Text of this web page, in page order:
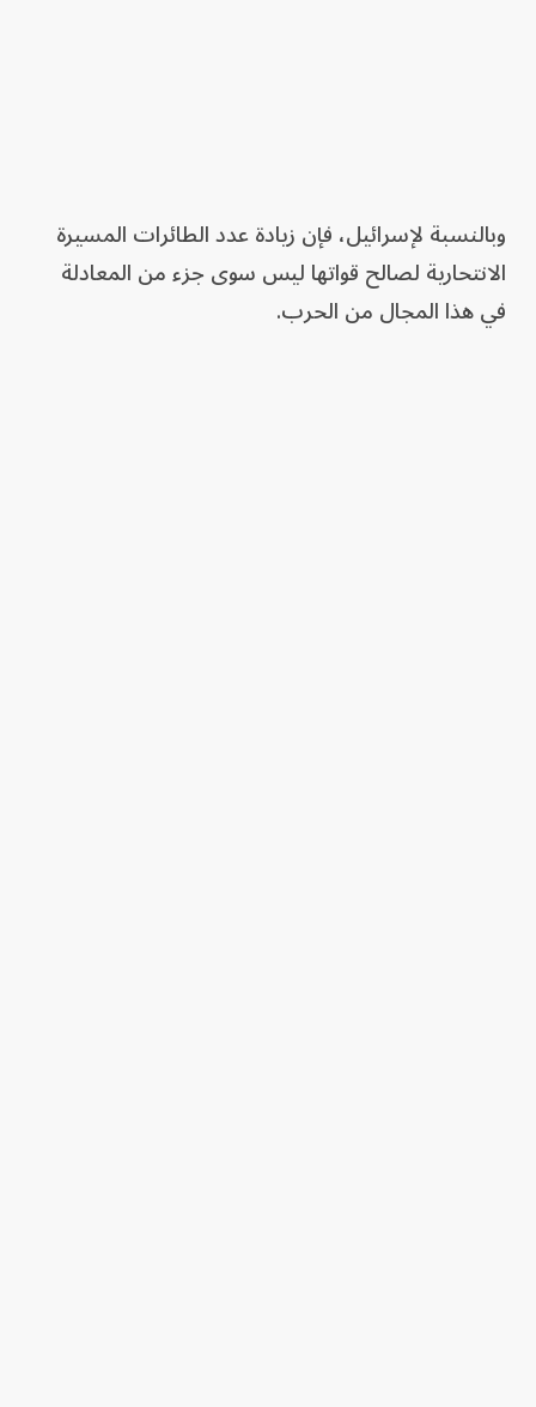
وبالنسبة لإسرائيل، فإن زيادة عدد الطائرات المسيرة
الانتحارية لصالح قواتها ليس سوى جزء من المعادلة
في هذا المجال من الحرب.